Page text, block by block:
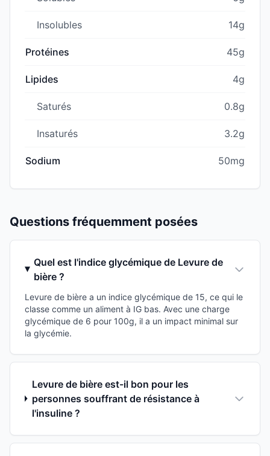
Insolubles 14g
Protéines 45g
Lipides 4g
Saturés 0.8g
Insaturés 3.2g
Sodium 50mg
Questions fréquemment posées
Quel est l'indice glycémique de Levure de
bière ?
Levure de bière a un indice glycémique de 15, ce qui le
classe comme un aliment à IG bas. Avec une charge
glycémique de 6 pour 100g, il a un impact minimal sur
la glycémie.
Levure de bière est-il bon pour les
personnes souffrant de résistance à
l'insuline ?